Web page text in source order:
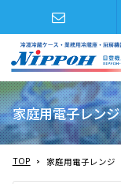
家庭用電子レンジ
TOP 家庭用電子レンジ